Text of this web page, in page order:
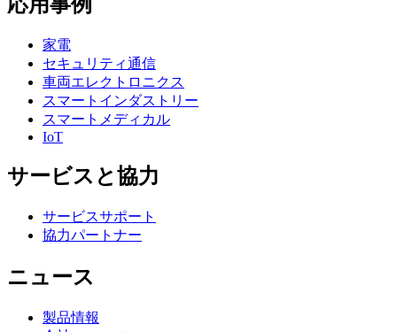
家電
セキュリティ通信
車両エレクトロニクス
スマートインダストリー
スマートメディカル
IoT
サービスと協力
サービスサポート
協力パートナー
ニュース
製品情報